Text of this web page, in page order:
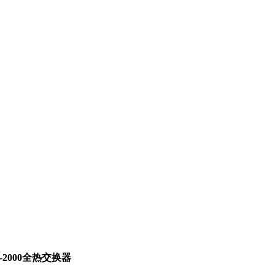
全热交换器